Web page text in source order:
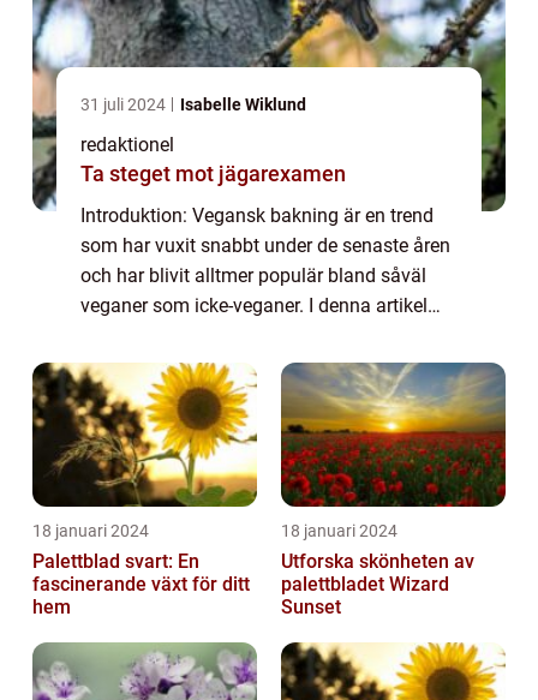
31 juli 2024 Isabelle Wiklund
redaktionel
Ta steget mot jägarexamen
Introduktion: Vegansk bakning är en trend
som har vuxit snabbt under de senaste åren
och har blivit alltmer populär bland såväl
veganer som icke-veganer. I denna artikel
över vegansk bakning, presentera olika...
18 januari 2024
Palettblad svart: En
fascinerande växt för ditt
hem
18 januari 2024
Utforska skönheten av
palettbladet Wizard
Sunset